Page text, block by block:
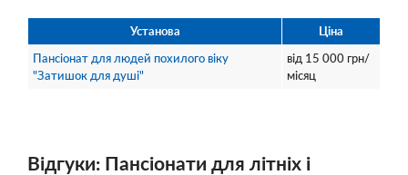
Установа
Ціна
Пансіонат для людей похилого віку
"Затишок для душі"
від 15 000грн/
місяц
Відгуки: Пансіонати для літніх і